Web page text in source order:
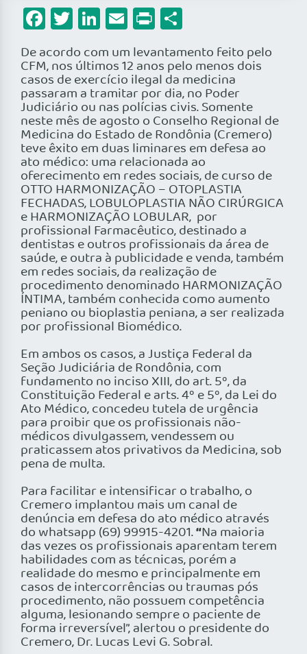
Facebook
Twitter
LinkedIn
Email
Print
De acordo com um levantamento feito pelo
CFM, nos últimos 12 anos pelo menos dois
casos de exercício ilegal da medicina
passaram a tramitar por dia, no Poder
Judiciário ou nas polícias civis. Somente
neste mês de agosto o Conselho Regional de
Medicina do Estado de Rondônia (Cremero)
teve êxito em duas liminares em defesa ao
ato médico: uma relacionada ao
oferecimento em redes sociais, de curso de
OTTO HARMONIZAÇÃO – OTOPLASTIA
FECHADAS, LOBULOPLASTIA NÃO CIRÚRGICA
e HARMONIZAÇÃO LOBULAR, por
profissional Farmacêutico, destinado a
dentistas e outros profissionais da área de
saúde, e outra à publicidade e venda, também
em redes sociais, da realização de
procedimento denominado HARMONIZAÇÃO
ÍNTIMA, também conhecida como aumento
peniano ou bioplastia peniana, a ser realizada
por profissional Biomédico.
Em ambos os casos, a Justiça Federal da
Seção Judiciária de Rondônia, com
fundamento no inciso XIII, do art. 5º, da
Constituição Federal e arts. 4º e 5º, da Lei do
Ato Médico, concedeu tutela de urgência
para proibir que os profissionais não-
médicos divulgassem, vendessem ou
praticassem atos privativos da Medicina, sob
pena de multa.
Para facilitar e intensificar o trabalho, o
Cremero implantou mais um canal de
denúncia em defesa do ato médico através
do whatsapp (69) 99915-4201.“Na maioria
das vezes os profissionais aparentam terem
habilidades com as técnicas, porém a
realidade do mesmo e principalmente em
casos de intercorrências ou traumas pós
procedimento, não possuem competência
alguma, lesionando sempre o paciente de
forma irreversível”, alertou o presidente do
Cremero, Dr. Lucas Levi G. Sobral.